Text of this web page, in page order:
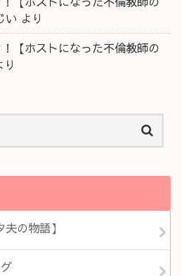
い より
【ホストになった不倫教師の
り
の物語】